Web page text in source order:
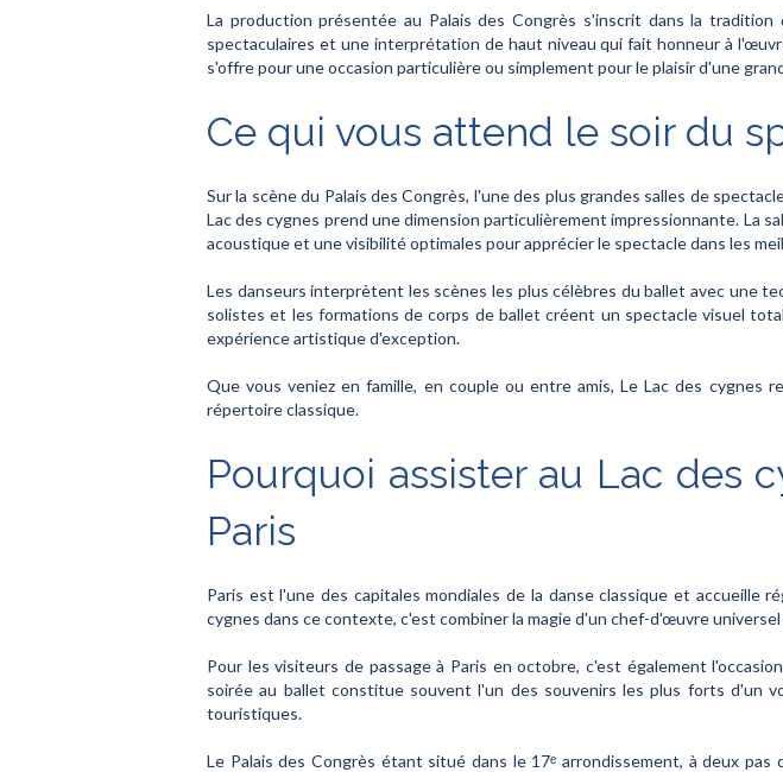
La production présentée au Palais des Congrès s'inscrit dans la
spectaculaires et une interprétation de haut niveau qui fait honneur à
s'offre pour une occasion particulière ou simplement pour le plaisir d'une
Ce qui vous attend le soir du
Sur la scène du Palais des Congrès, l'une des plus grandes salles de
Lac des cygnes prend une dimension particulièrement impressionnante. La
acoustique et une visibilité optimales pour apprécier le spectacle dans les
Les danseurs interprètent les scènes les plus célèbres du ballet avec une
solistes et les formations de corps de ballet créent un spectacle visuel
expérience artistique d'exception.
Que vous veniez en famille, en couple ou entre amis, Le Lac des
répertoire classique.
Pourquoi assister au Lac des
Paris
Paris est l'une des capitales mondiales de la danse classique et accueille
cygnes dans ce contexte, c'est combiner la magie d'un chef-d'œuvre
Pour les visiteurs de passage à Paris en octobre, c'est également
soirée au ballet constitue souvent l'un des souvenirs les plus forts d'un
touristiques.
Le Palais des Congrès étant situé dans le 17ᵉ arrondissement, à deux